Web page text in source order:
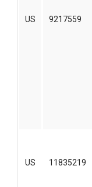
US 9217559
US 11835219